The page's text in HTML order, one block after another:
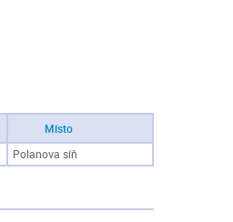
Místo
Polanova síň